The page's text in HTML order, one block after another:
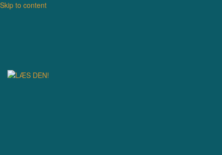
Skip to content